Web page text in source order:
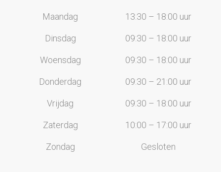
Maandag 13:30 – 18:00 uur
Dinsdag 09:30 – 18:00 uur
Woensdag 09:30 – 18:00 uur
Donderdag 09:30 – 21:00 uur
Vrijdag 09:30 – 18:00 uur
Zaterdag 10:00 – 17:00 uur
Zondag Gesloten